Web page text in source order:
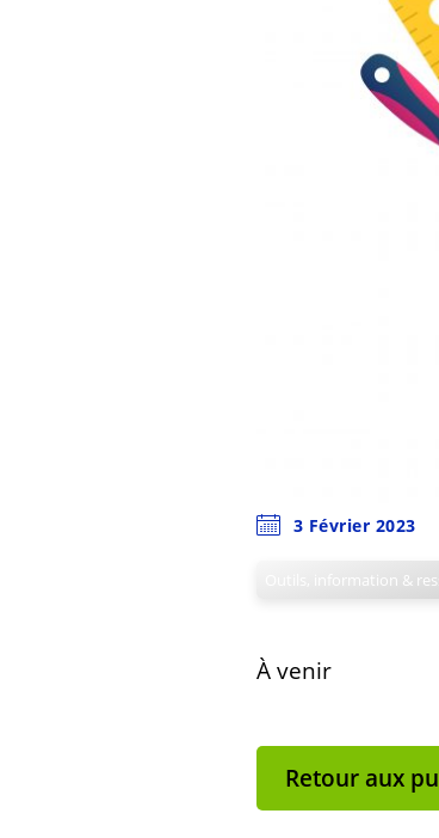
3 Février 2023
Outils, information &
À venir
Retour aux